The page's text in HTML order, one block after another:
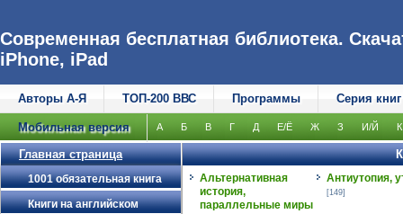
Современная бесплатная библиотека.
iPhone, iPad
Авторы А-Я ТОП-200 ВВС Программы Серия книг
Мобильная версия А Б В Г Д Е/Ё Ж З И/Й К
Главная страница
1001 обязательная книга
Книги на английском
Альтернативная
история,
параллельные миры
Антиутопия,
[149]